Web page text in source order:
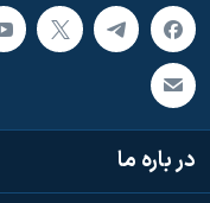
در باره ما